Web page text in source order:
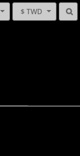
$ TWD